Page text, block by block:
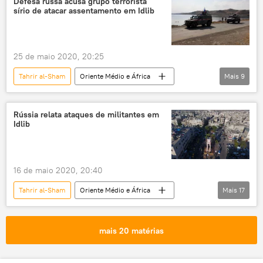
terroristas
Idlib Síria
sírio de atacar assentamento em Idlib
25 de maio 2020, 20:25
Tahrir al-Sham
Oriente Médio e África
Mundo
Notícias
Centro Russo de Reconciliação
Idlib
Latakia
Mais 9
Rússia relata ataques de militantes em
Idlib
16 de maio 2020, 20:40
Tahrir al-Sham
Oriente Médio e África
Mundo
Notícias
Idlib
Centro Russo de Reconciliação
Latakia
Aleppo
Frente al-Nusra
terroristas
Mais 17
mais 20 matérias